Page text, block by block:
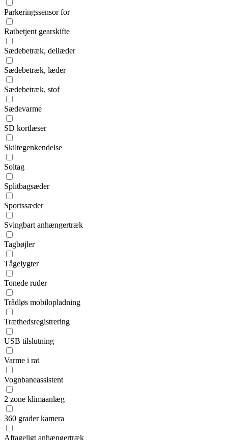
Parkeringssensor for
Ratbetjent gearskifte
Sædebetræk, dellæder
Sædebetræk, læder
Sædebetræk, stof
Sædevarme
SD kortlæser
Skiltegenkendelse
Soltag
Splitbagsæder
Sportssæder
Svingbart anhængertræk
Tagbøjler
Tågelygter
Tonede ruder
Trådløs mobilopladning
Træthedsregistrering
USB tilslutning
Varme i rat
Vognbaneassistent
2 zone klimaanlæg
360 grader kamera
Aftageligt anhængertræk